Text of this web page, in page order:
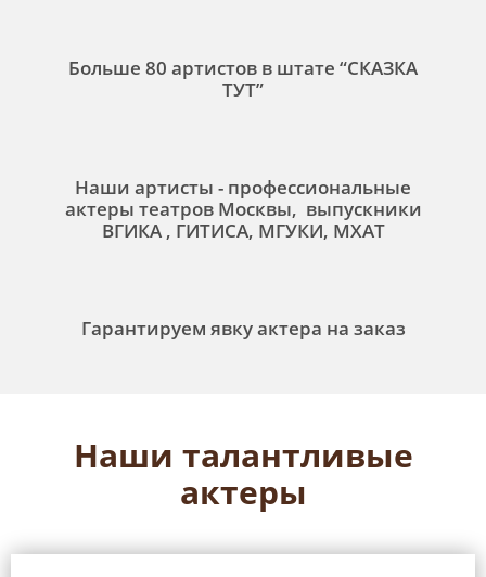
Больше 80 артистов в штате “СКАЗКА
ТУТ”
Наши артисты - профессиональные
актеры театров Москвы, выпускники
ВГИКА , ГИТИСА, МГУКИ, МХАТ
Гарантируем явку актера на заказ
Наши талантливые
актеры